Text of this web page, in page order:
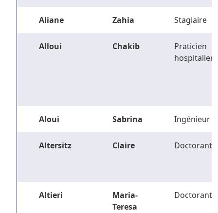
Aliane Zahia Stagiaire
Alloui Chakib
Praticien
hospitalier
Aloui Sabrina Ingénieur
Altersitz Claire Doctorant
Altieri
Maria-
Teresa
Doctorant